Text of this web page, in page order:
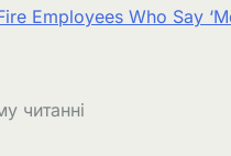
Employees Who Say
читанні